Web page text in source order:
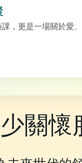
，更是一場關於愛
關懷